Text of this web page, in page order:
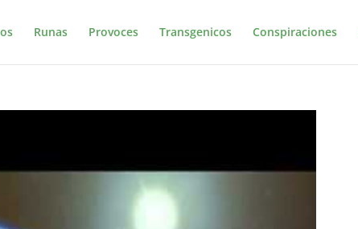
Runas Provoces Transgenicos Conspiraciones